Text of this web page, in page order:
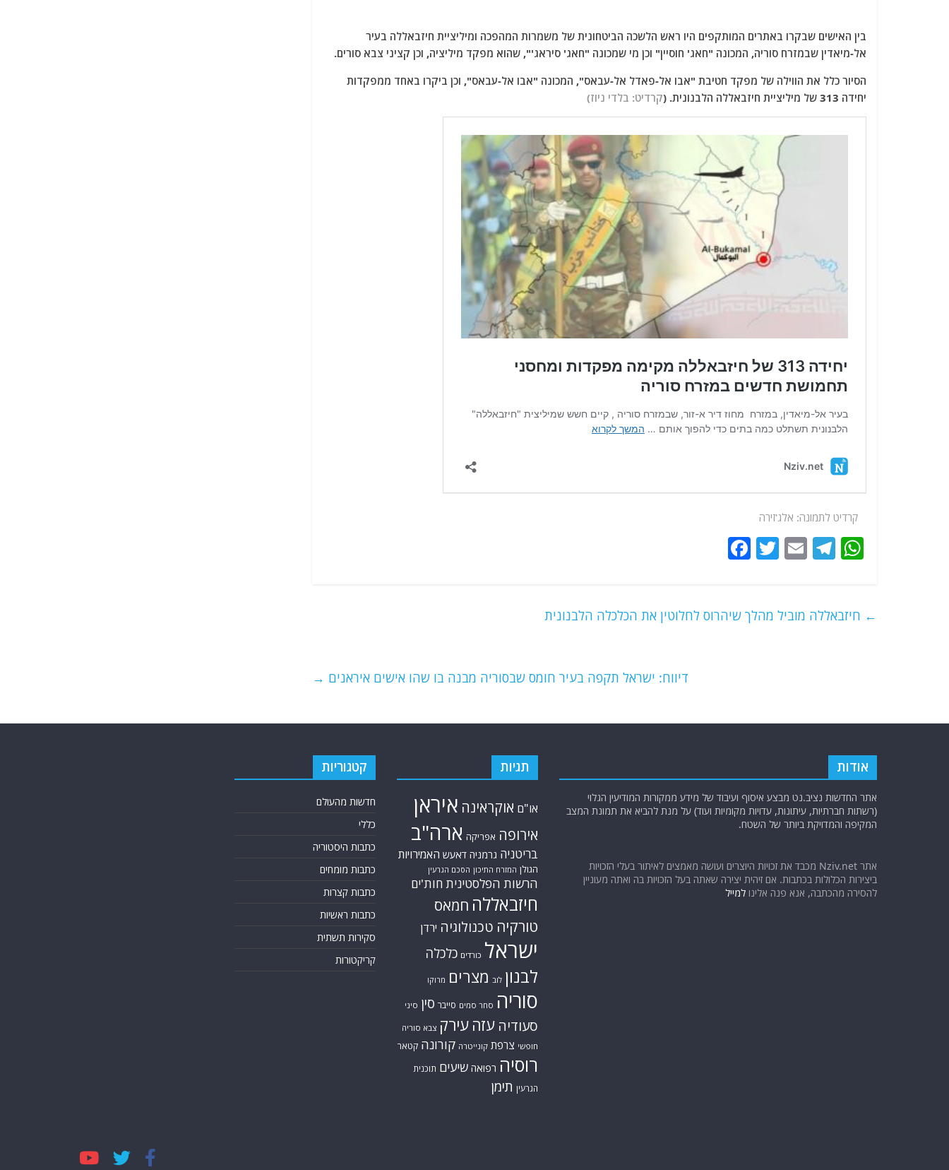
בין האישים שבקרו באתרים המותקפים היו ראש הלשכה הביטחונית של משמרות המהפכה ומיליציית חיזבאללה בעיר
אל-מיאדין שבמזרח סוריה, המכונה "חאג' חוסיין" וכן מי שמכונה "חאג' סיראג'", שהוא מפקד מיליציה, וכן קציני צבא סורים.
הסיור כלל את הווילה של מפקד חטיבת "אבו אל-פאדל אל-עבאס", המכונה "אבו אל-עבאס", וכן ביקרו באחד ממפקדות
יחידה 313 של מיליציית חיזבאללה הלבנונית. (
קרדיט: בלדי ניוז)
קרדיט לתמונה: אלג'זירה
W
s
T
g
E
l
T
er
e ← חיזבאללה מוביל מהלך שיהרוס לחלוטין את הכלכלה הלבנונית
דיווח: ישראל תקפה בעיר חומס שבסוריה מבנה בו שהו אישים איראנים →
אודות
אתר החדשות נציב.נט מבצע איסוף ועיבוד של מידע ממקורות המודיעין הגלוי
(רשתות חברתיות, עיתונות, עדויות מקומיות ועוד) על מנת להביא את תמונת המצב
המקיפה והמדויקת ביותר של השטח.
אתר Nziv.net מכבד את זכויות היוצרים ועושה מאמצים לאיתור בעלי הזכויות
ביצירות הכלולות בכתבות. אם זיהית יצירה שאתה בעל הזכויות בה ואתה מעוניין
להסירה מהכתבה, אנא פנה אלינו למייל
תגיות
או"ם אוקראינה איראן
אירופה אפריקה ארה"ב
בריטניה גרמניה דאעש האמירויות
הגולן המזרח התיכון הסכם הגרעין
הרשות הפלסטינית חות'ים
חיזבאללה חמאס
טורקיה טכנולוגיה ירדן
ישראל כורדים כלכלה
לבנון לוב מצרים מרוקו
סוריה סחר סמים סייבר סין סיני
סעודיה עזה עירק צבא סוריה
חופשי צרפת קונייטרה קורונה קטאר
רוסיה רפואה שיעים תוכנית
הגרעין תימן
קטגוריות
חדשות מהעולם
כללי
כתבות היסטוריה
כתבות מומחים
כתבות קצרות
כתבות ראשיות
סקירות תשתית
קריקטורות